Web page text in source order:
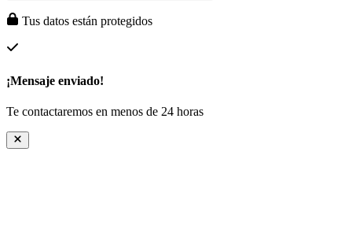
Tus datos están protegidos
¡Mensaje enviado!
Te contactaremos en menos de 24 horas